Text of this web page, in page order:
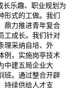
长乐趣、职业规划为
式的工做。我们
鼎力推进青年复合
工成长。我们针对
理采纳自培、外
例，实施岗亭技术
中建五局企业大
班。通过整合开辟
持续供给人才支